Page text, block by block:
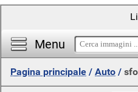
Menu
Pagina principale / Auto /